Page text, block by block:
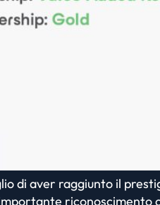
di aver raggiunto il